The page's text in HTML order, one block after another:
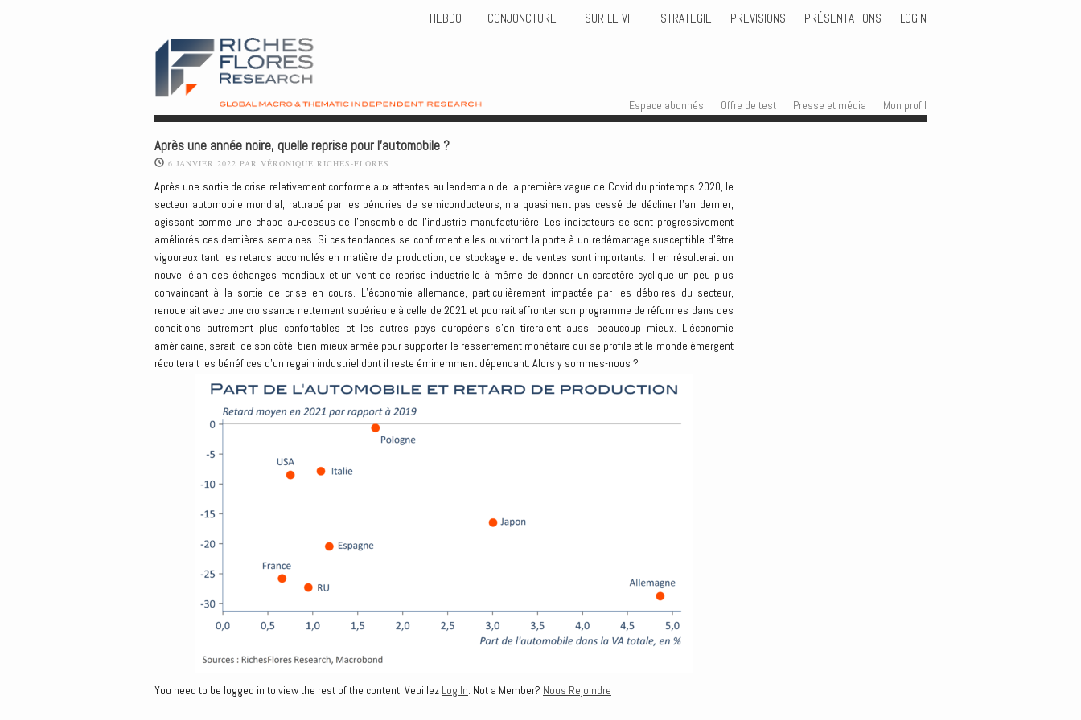
HEBDO CONJONCTURE SUR LE VIF STRATEGIE PREVISIONS PRÉSENTATIONS LOGIN
Menu
Skip to content
Espace abonnés Offre de test Presse et média Mon profil
Après une année noire, quelle reprise pour l’automobile ?
6 JANVIER 2022 PAR VÉRONIQUE RICHES-FLORES
Après une sortie de crise relativement conforme aux attentes au lendemain de la première vague de Covid du printemps 2020, le
secteur automobile mondial, rattrapé par les pénuries de semiconducteurs, n’a quasiment pas cessé de décliner l’an dernier,
agissant comme une chape au-dessus de l’ensemble de l’industrie manufacturière. Les indicateurs se sont progressivement
améliorés ces dernières semaines. Si ces tendances se confirment elles ouvriront la porte à un redémarrage susceptible d’être
vigoureux tant les retards accumulés en matière de production, de stockage et de ventes sont importants. Il en résulterait un
nouvel élan des échanges mondiaux et un vent de reprise industrielle à même de donner un caractère cyclique un peu plus
convaincant à la sortie de crise en cours. L’économie allemande, particulièrement impactée par les déboires du secteur,
renouerait avec une croissance nettement supérieure à celle de 2021 et pourrait affronter son programme de réformes dans des
conditions autrement plus confortables et les autres pays européens s’en tireraient aussi beaucoup mieux. L’économie
américaine, serait, de son côté, bien mieux armée pour supporter le resserrement monétaire qui se profile et le monde émergent
récolterait les bénéfices d’un regain industriel dont il reste éminemment dépendant. Alors y sommes-nous ?
You need to be logged in to view the rest of the content. Veuillez Log In. Not a Member? Nous Rejoindre